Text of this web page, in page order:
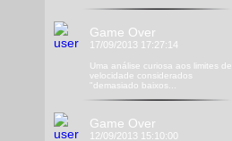
Game Over
17/09/2013 17:27:14
Uma análise curiosa aos limites de
velocidade considerados
"demasiado baixos...
Game Over
12/09/2013 15:10:00